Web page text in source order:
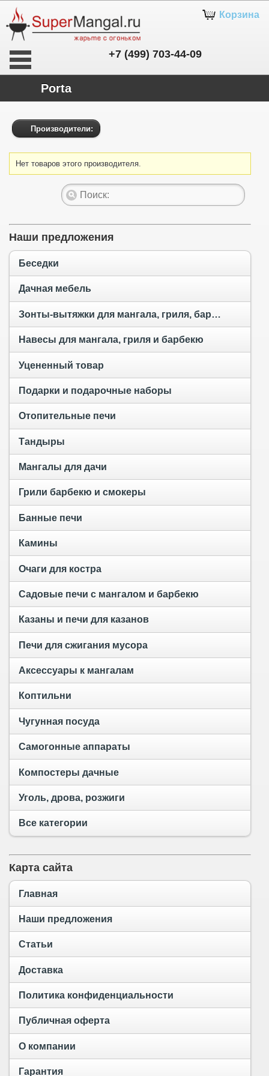
Корзина
+7 (499) 703-44-09
Porta
Производители:
Нет товаров этого производителя.
Наши предложения
Беседки
Дачная мебель
Зонты-вытяжки для мангала, гриля, барбекю и тандыра
Навесы для мангала, гриля и барбекю
Уцененный товар
Подарки и подарочные наборы
Отопительные печи
Тандыры
Мангалы для дачи
Грили барбекю и смокеры
Банные печи
Камины
Очаги для костра
Садовые печи с мангалом и барбекю
Казаны и печи для казанов
Печи для сжигания мусора
Аксессуары к мангалам
Коптильни
Чугунная посуда
Самогонные аппараты
Компостеры дачные
Уголь, дрова, розжиги
Все категории
Карта сайта
Главная
Наши предложения
Статьи
Доставка
Политика конфиденциальности
Публичная оферта
О компании
Гарантия